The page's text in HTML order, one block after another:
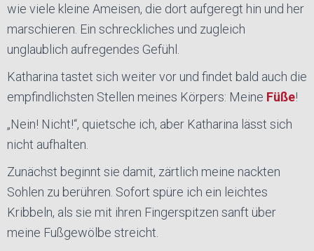
wie viele kleine Ameisen, die dort aufgeregt hin und her
marschieren. Ein schreckliches und zugleich
unglaublich aufregendes Gefühl.
Katharina tastet sich weiter vor und findet bald auch die
empfindlichsten Stellen meines Körpers: Meine Füße!
„Nein! Nicht!“, quietsche ich, aber Katharina lässt sich
nicht aufhalten.
Zunächst beginnt sie damit, zärtlich meine nackten
Sohlen zu berühren. Sofort spüre ich ein leichtes
Kribbeln, als sie mit ihren Fingerspitzen sanft über
meine Fußgewölbe streicht.